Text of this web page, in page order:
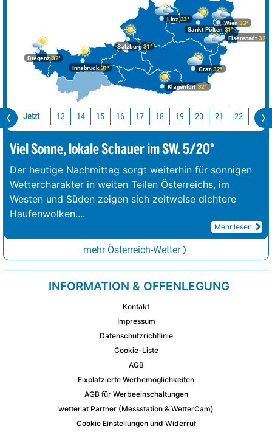
Bregenz32°
Graz32°
Innsbruck31°
Klagenfurt 32°
Linz33°
Salzburg31°
Wien 33°
Eisenstadt 32°
Sankt Pölten 31°
Jetzt 13 14 15 16 17 18 19 20 21 22 23
Viel Sonne, lokale Schauer im SW. 5/20°
Der heutige Nachmittag sorgt weiterhin für sonnigen
Wettercharakter in weiten Teilen Österreichs, im
Westen und Süden zeigen sich zeitweise dichtere
Haufenwolken....
Mehr lesen
mehr Österreich-Wetter
INFORMATION & OFFENLEGUNG
Kontakt
Impressum
Datenschutzrichtlinie
Cookie-Liste
AGB
Fixplatzierte Werbemöglichkeiten
AGB für Werbeeinschaltungen
wetter.at Partner (Messstation & WetterCam)
Cookie Einstellungen und Widerruf